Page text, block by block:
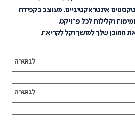
אינטראקטיביים. מעוצב בקפידה
וקלילות לכל פרויקט.
את התוכן שלך למושך וקל לקריאה.